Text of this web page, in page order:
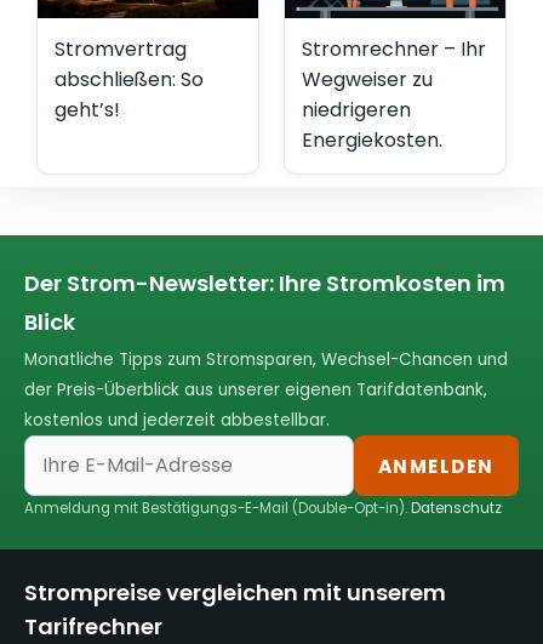
Stromvertrag
abschließen: So
geht’s!
Stromrechner – Ihr
Wegweiser zu
niedrigeren
Energiekosten.
Der Strom-Newsletter: Ihre Stromkosten im
Blick
Monatliche Tipps zum Stromsparen, Wechsel-Chancen und
der Preis-Überblick aus unserer eigenen Tarifdatenbank,
kostenlos und jederzeit abbestellbar.
ANMELDEN
Anmeldung mit Bestätigungs-E-Mail (Double-Opt-in).Datenschutz
Strompreise vergleichen mit unserem
Tarifrechner